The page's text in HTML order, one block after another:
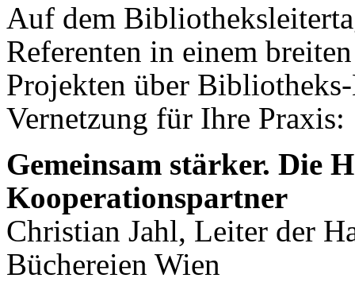
Auf dem
Referenten in einem
Projekten über
Vernetzung für Ihre Praxis:
Gemeinsam stärker. Die
Kooperationspartner
Christian Jahl, Leiter der
Büchereien Wien